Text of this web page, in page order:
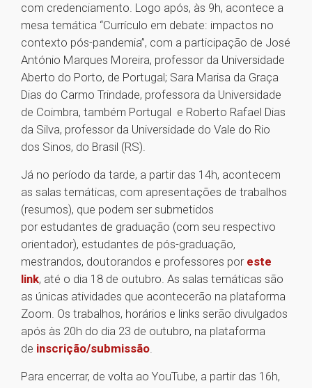
com credenciamento. Logo após, às 9h, acontece a
mesa temática “Currículo em debate: impactos no
contexto pós-pandemia”, com a participação de José
António Marques Moreira, professor da Universidade
Aberto do Porto, de Portugal; Sara Marisa da Graça
Dias do Carmo Trindade, professora da Universidade
de Coimbra, também Portugal e Roberto Rafael Dias
da Silva, professor da Universidade do Vale do Rio
dos Sinos, do Brasil (RS).
Já no período da tarde, a partir das 14h, acontecem
as salas temáticas, com apresentações de trabalhos
(resumos), que podem ser submetidos
por estudantes de graduação (com seu respectivo
orientador), estudantes de pós-graduação,
mestrandos, doutorandos e professores por este
link, até o dia 18 de outubro. As salas temáticas são
as únicas atividades que acontecerão na plataforma
Zoom. Os trabalhos, horários e links serão divulgados
após às 20h do dia 23 de outubro, na plataforma
de inscrição/submissão.
Para encerrar, de volta ao YouTube, a partir das 16h,